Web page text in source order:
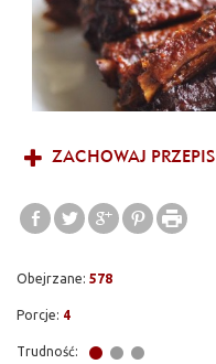
ZACHOWAJ PRZEPIS
Obejrzane: 578
Porcje: 4
Trudność: